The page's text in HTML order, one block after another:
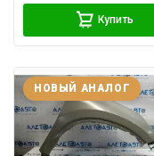
Купить
НОВЫЙ АНАЛОГ